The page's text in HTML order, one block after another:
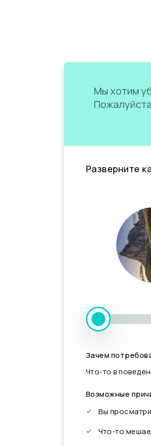
Мы хотим
Разверните
Зачем
Что-то в
Возможные
Вы
Что-то